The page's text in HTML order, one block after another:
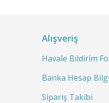
gr / 0.1 mg Harici Kalibrasyonlu
Alışveriş
Havale Bildirim
Banka Hesap
Sipariş Takibi